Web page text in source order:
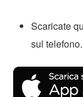
Scaricate
sul telefono.